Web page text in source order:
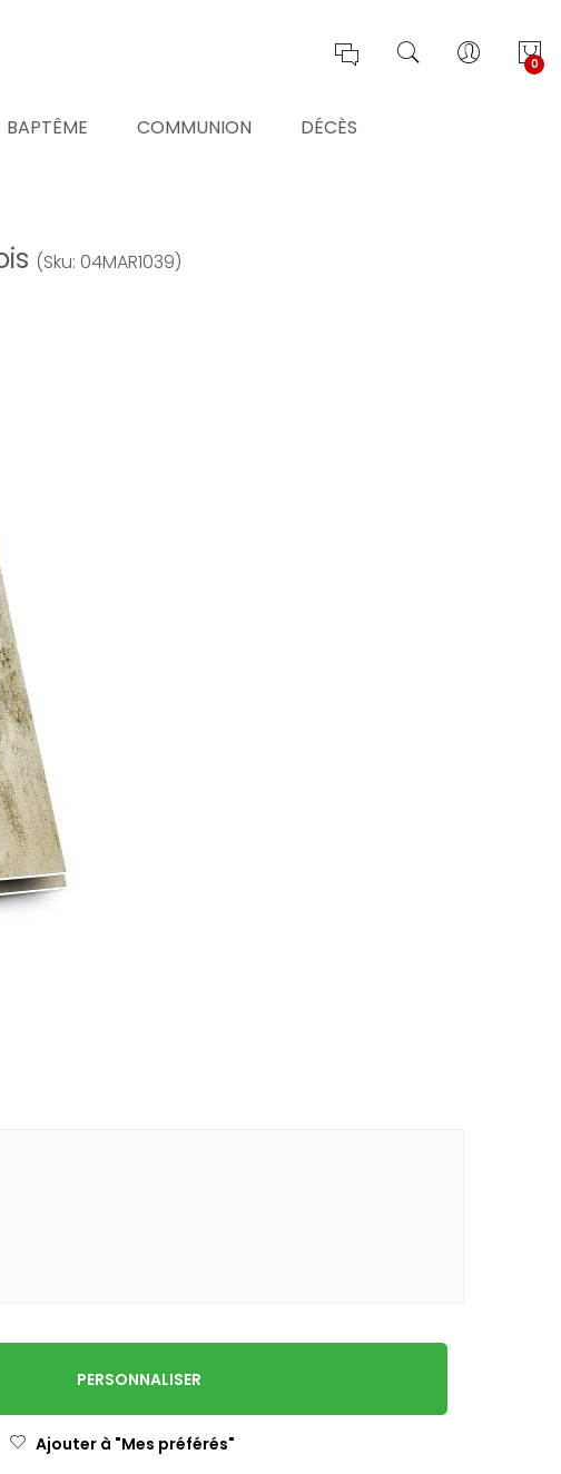
0
BAPTÊME COMMUNION DÉCÈS
(Sku: 04MAR1039)
PERSONNALISER
Ajouter à "Mes préférés"